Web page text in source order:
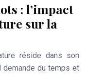
: l’impact
sur la
réside dans son
demande du temps et